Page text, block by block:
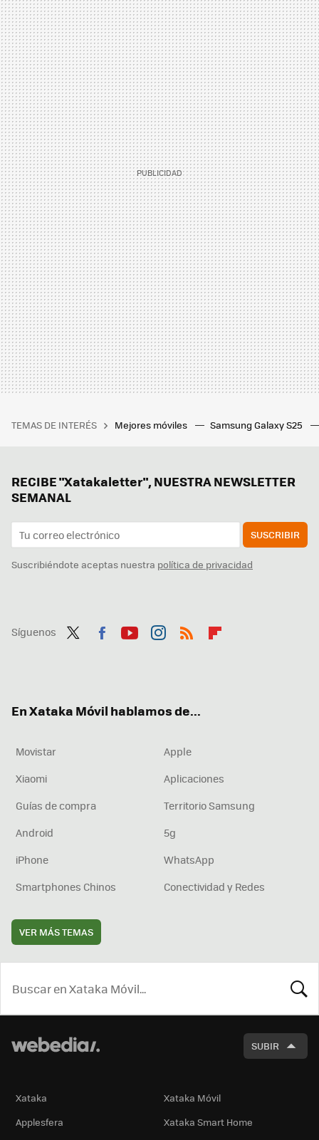
TEMAS DE INTERÉS Mejores móviles Samsung Galaxy S25
RECIBE "Xatakaletter", NUESTRA NEWSLETTER
SEMANAL
SUSCRIBIR
Suscribiéndote aceptas nuestra política de privacidad
Síguenos
En Xataka Móvil hablamos de...
Movistar
Apple
Xiaomi
Aplicaciones
Guías de compra
Territorio Samsung
Android
5g
iPhone
WhatsApp
Smartphones Chinos
Conectividad y Redes
VER MÁS TEMAS
SUBIR
Xataka
Xataka Móvil
Applesfera
Xataka Smart Home